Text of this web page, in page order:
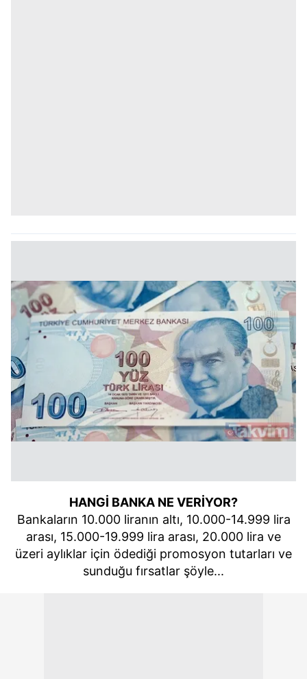
HANGİ BANKA NE VERİYOR?
Bankaların 10.000 liranın altı, 10.000-14.999 lira
arası, 15.000-19.999 lira arası, 20.000 lira ve
üzeri aylıklar için ödediği promosyon tutarları ve
sunduğu fırsatlar şöyle...